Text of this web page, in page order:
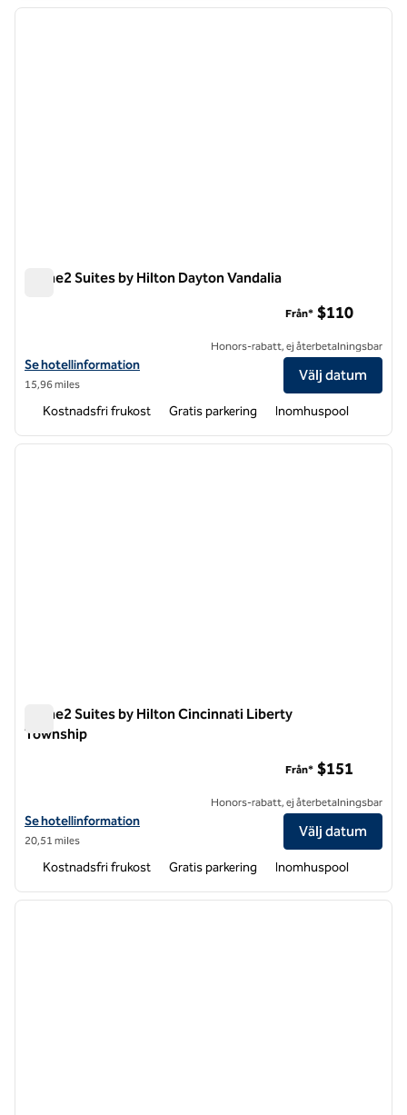
1 av 12
nästa
Home2 Suites by Hilton Dayton Vandalia
Visa hotelluppgifter för Home2 Suites by Hilton Dayton Vandalia
Se hotellinformation
15,96 miles
Från* $110
Honors-rabatt, ej återbetalningsbar
Välj datum
Kostnadsfri frukost Gratis parkering Inomhuspool
1 av 12
nästa
Home2 Suites by Hilton Cincinnati Liberty
Township
Visa hotelluppgifter för Home2 Suites by Hilton Cincinnati Liberty
Se hotellinformation
20,51 miles
Från* $151
Honors-rabatt, ej återbetalningsbar
Välj datum
Kostnadsfri frukost Gratis parkering Inomhuspool
1 av 12
nästa